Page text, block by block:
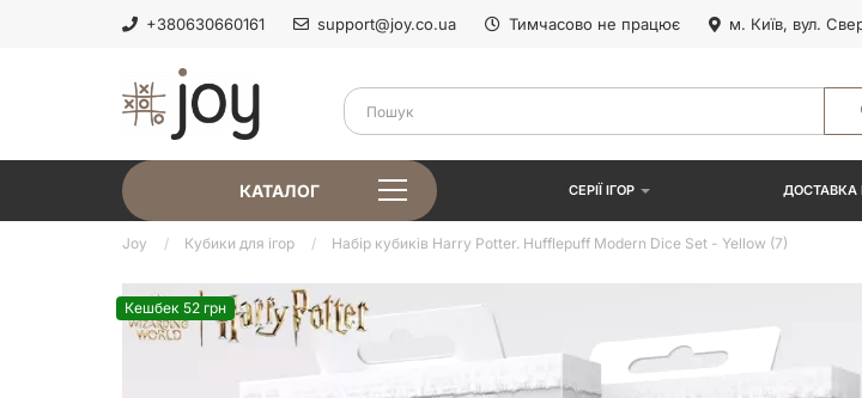
+380630660161 support@joy.co.ua Тимчасово не працює м. Київ, вул.
КАТАЛОГ СЕРІЇ ІГОР ДОСТАВКА
Joy Кубики для ігор Набір кубиків Harry Potter. Hufflepuff Modern Dice Set - Yellow (7)
Кешбек 52 грн